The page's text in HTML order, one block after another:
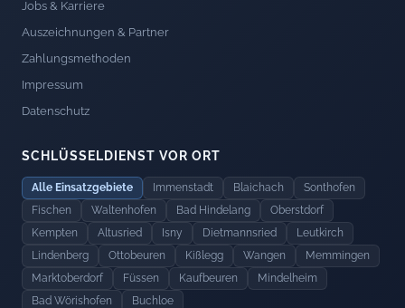
Jobs & Karriere
Auszeichnungen & Partner
Zahlungsmethoden
Impressum
Datenschutz
SCHLÜSSELDIENST VOR ORT
Alle Einsatzgebiete Immenstadt Blaichach
Sonthofen
Fischen
Waltenhofen Bad Hindelang
Oberstdorf
Kempten
Altusried Isny Dietmannsried
Leutkirch
Lindenberg
Ottobeuren Kißlegg Wangen
Memmingen
Marktoberdorf
Füssen Kaufbeuren
Mindelheim
Bad Wörishofen
Buchloe